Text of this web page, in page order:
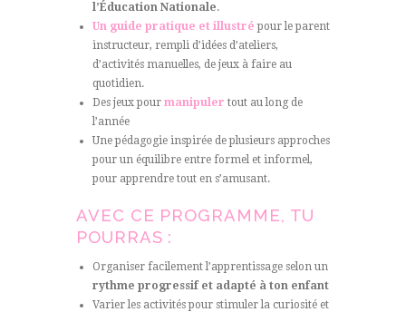
l’Éducation Nationale.
Un guide pratique et illustré pour le parent
instructeur, rempli d’idées d’ateliers,
d’activités manuelles, de jeux à faire au
quotidien.
Des jeux pour manipuler tout au long de
l’année
Une pédagogie inspirée de plusieurs approches
pour un équilibre entre formel et informel,
pour apprendre tout en s’amusant.
AVEC CE PROGRAMME, TU
POURRAS :
Organiser facilement l’apprentissage selon un
rythme progressif et adapté à ton enfant
Varier les activités pour stimuler la curiosité et